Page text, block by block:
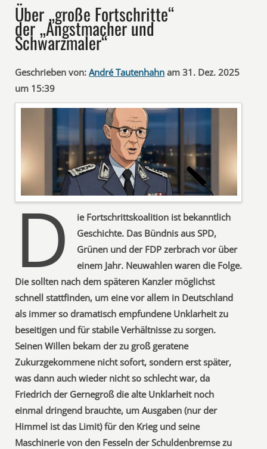
Über „große Fortschritte“
der „Angstmacher und
Schwarzmaler“
Geschrieben von: André Tautenhahn am 31. Dez. 2025
um 15:39
D
ie Fortschrittskoalition ist bekanntlich
Geschichte. Das Bündnis aus SPD,
Grünen und der FDP zerbrach vor über
einem Jahr. Neuwahlen waren die Folge.
Die sollten nach dem späteren Kanzler möglichst
schnell stattfinden, um eine vor allem in Deutschland
als immer so dramatisch empfundene Unklarheit zu
beseitigen und für stabile Verhältnisse zu sorgen.
Seinen Willen bekam der zu groß geratene
Zukurzgekommene nicht sofort, sondern erst später,
was dann auch wieder nicht so schlecht war, da
Friedrich der Gernegroß die alte Unklarheit noch
einmal dringend brauchte, um Ausgaben (nur der
Himmel ist das Limit) für den Krieg und seine
Maschinerie von den Fesseln der Schuldenbremse zu